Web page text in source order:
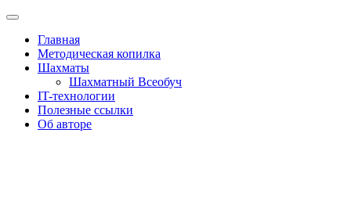
Toggle
navigationГлавная
Методическая копилка
Шахматы
Шахматный Всеобуч
IT-технологии
Полезные ссылки
Об авторе